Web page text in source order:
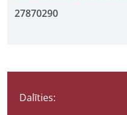
27870290
Dalīties: